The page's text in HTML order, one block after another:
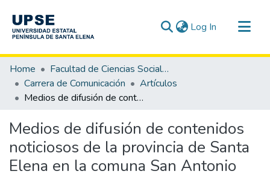
Log In (current)
Communities & Collections
All of DSpace
Statistics
Home
Facultad de Ciencias Sociales y de la Salud
Carrera de Comunicación
Artículos
Medios de difusión de contenidos noticiosos de la provincia de Santa Elena en la comuna San Antonio
Medios de difusión de contenidos
noticiosos de la provincia de Santa
Elena en la comuna San Antonio